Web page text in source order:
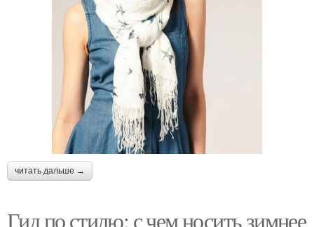
читать дальше →
Гид по стилю: с чем носить зимнее